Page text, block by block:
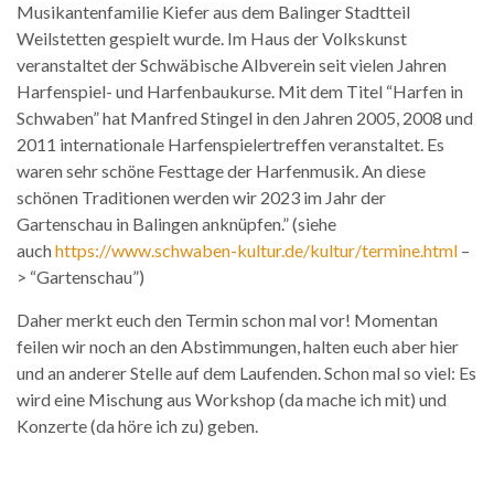
Musikantenfamilie Kiefer aus dem Balinger Stadtteil
Weilstetten gespielt wurde. Im Haus der Volkskunst
veranstaltet der Schwäbische Albverein seit vielen Jahren
Harfenspiel- und Harfenbaukurse. Mit dem Titel “Harfen in
Schwaben” hat Manfred Stingel in den Jahren 2005, 2008 und
2011 internationale Harfenspielertreffen veranstaltet. Es
waren sehr schöne Festtage der Harfenmusik. An diese
schönen Traditionen werden wir 2023 im Jahr der
Gartenschau in Balingen anknüpfen.” (siehe
auchhttps://www.schwaben-kultur.de/kultur/termine.html –
> “Gartenschau”)
Daher merkt euch den Termin schon mal vor! Momentan
feilen wir noch an den Abstimmungen, halten euch aber hier
und an anderer Stelle auf dem Laufenden. Schon mal so viel: Es
wird eine Mischung aus Workshop (da mache ich mit) und
Konzerte (da höre ich zu) geben.